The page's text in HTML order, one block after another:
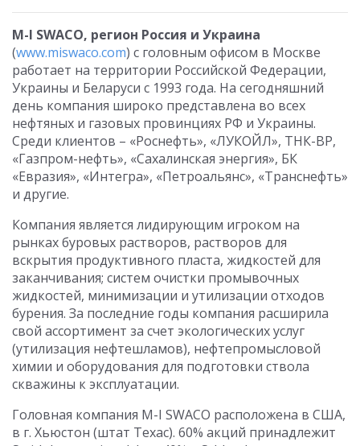
M-I SWACO, регион Россия и Украина
(www.miswaco.com) с головным офисом в Москве
работает на территории Российской Федерации,
Украины и Беларуси с 1993 года. На сегодняшний
день компания широко представлена во всех
нефтяных и газовых провинциях РФ и Украины.
Среди клиентов – «Роснефть», «ЛУКОЙЛ», ТНК-BP,
«Газпром-нефть», «Сахалинская энергия», БК
«Евразия», «Интегра», «Петроальянс», «Транснефть»
и другие.
Компания является лидирующим игроком на
рынках буровых растворов, растворов для
вскрытия продуктивного пласта, жидкостей для
заканчивания; систем очистки промывочных
жидкостей, минимизации и утилизации отходов
бурения. За последние годы компания расширила
свой ассортимент за счет экологических услуг
(утилизация нефтешламов), нефтепромысловой
химии и оборудования для подготовки ствола
скважины к эксплуатации.
Головная компания M-I SWACO расположена в США,
в г. Хьюстон (штат Техас). 60% акций принадлежит